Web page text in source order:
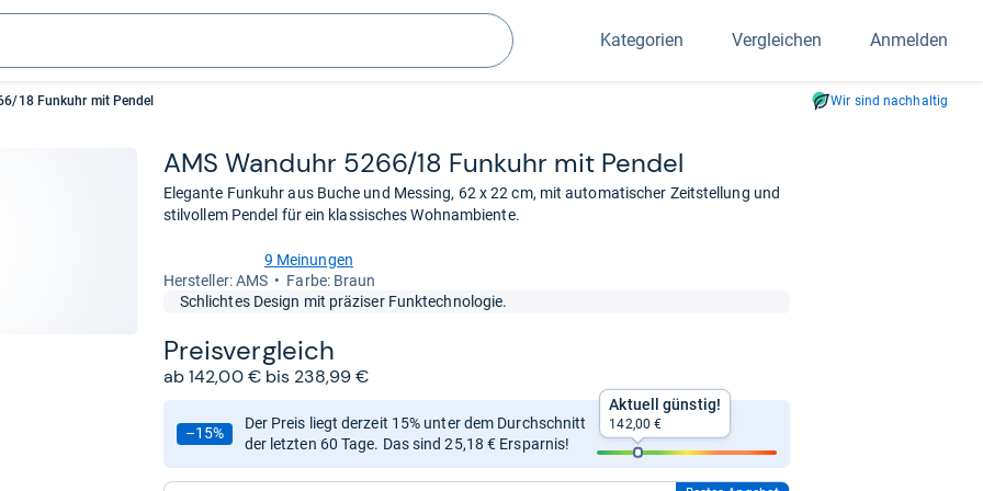
Suchen
Kategorien Vergleichen Anmelden
18 Funkuhr mit Pendel Wir sind nachhaltig
AMS Wand­uhr 5266/18 Funk­uhr mit Pen­del
Elegante Funkuhr aus Buche und Messing, 62 x 22 cm, mit automatischer Zeitstellung und
stilvollem Pendel für ein klassisches Wohnambiente.
von
9 Meinungen
Her­stel­ler: AMS
Farbe: Braun
Schlichtes Design mit präziser Funktechnologie.
Preis­ver­gleich
ab 142,00 € bis 238,99 €
–15%
Der Preis liegt derzeit 15% unter dem Durchschnitt
der letzten 60 Tage. Das sind 25,18 € Ersparnis!
Aktuell günstig!
142,00 €